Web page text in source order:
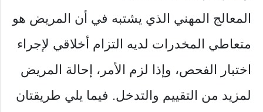
المعالج المهني الذي يشتبه في أن المريض هو
متعاطي المخدرات لديه التزام أخلاقي لإجراء
اختبار الفحص، وإذا لزم الأمر، إحالة المريض
لمزيد من التقييم والتدخل. فيما يلي طريقتان